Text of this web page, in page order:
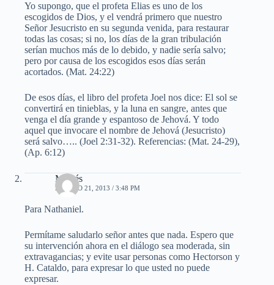
Yo supongo, que el profeta Elias es uno de los
escogidos de Dios, y el vendrá primero que nuestro
Señor Jesucristo en su segunda venida, para restaurar
todas las cosas; si no, los días de la gran tribulación
serían muchos más de lo debido, y nadie sería salvo;
pero por causa de los escogidos esos días serán
acortados. (Mat. 24:22)
De esos días, el libro del profeta Joel nos dice: El sol se
convertirá en tinieblas, y la luna en sangre, antes que
venga el día grande y espantoso de Jehová. Y todo
aquel que invocare el nombre de Jehová (Jesucristo)
será salvo….. (Joel 2:31-32). Referencias: (Mat. 24-29),
(Ap. 6:12)
Moisés
AGOSTO 21, 2013 / 3:48 PM
Para Nathaniel.
Permítame saludarlo señor antes que nada. Espero que
su intervención ahora en el diálogo sea moderada, sin
extravagancias; y evite usar personas como Hectorson y
H. Cataldo, para expresar lo que usted no puede
expresar.